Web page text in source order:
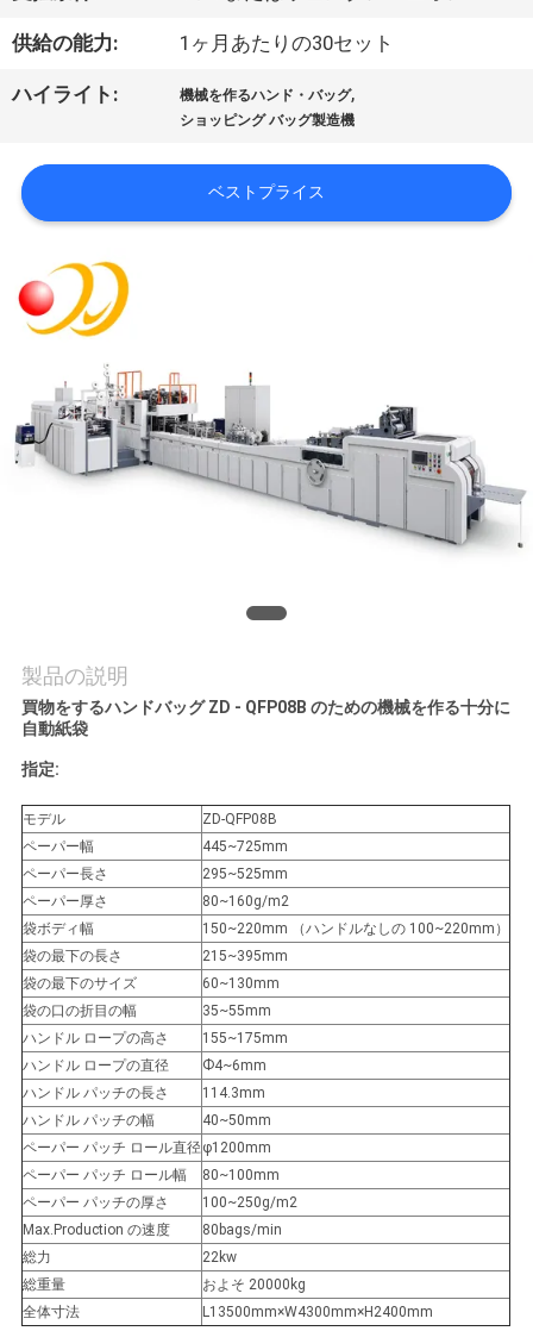
い
て
工
場
旅
行
品
質
達
に
連
絡
し
な
さ
い
引
用
を
要
求
供給の能力: 1ヶ月あたりの30セット
ハイライト: 機械を作るハンド・バッグ,
ショッピング バッグ製造機
ベストプライス
製品の説明
買物をするハンドバッグ ZD - QFP08B のための機械を作る十分に
自動紙袋
指定:
モデル
ZD-QFP08B
ペーパー幅
445~725mm
ペーパー長さ
295~525mm
ペーパー厚さ
80~160g/m2
袋ボディ幅
150~220mm （ハンドルなしの 100~220mm）
袋の最下の長さ
215~395mm
袋の最下のサイズ
60~130mm
袋の口の折目の幅
35~55mm
ハンドル ロープの高さ
155~175mm
ハンドル ロープの直径
Ф4~6mm
ハンドル パッチの長さ
114.3mm
ハンドル パッチの幅
40~50mm
ペーパー パッチ ロール直径φ1200mm
ペーパー パッチ ロール幅
80~100mm
ペーパー パッチの厚さ
100~250g/m2
Max.Production の速度
80bags/min
総力
22kw
総重量
およそ 20000kg
全体寸法
L13500mm×W4300mm×H2400mm